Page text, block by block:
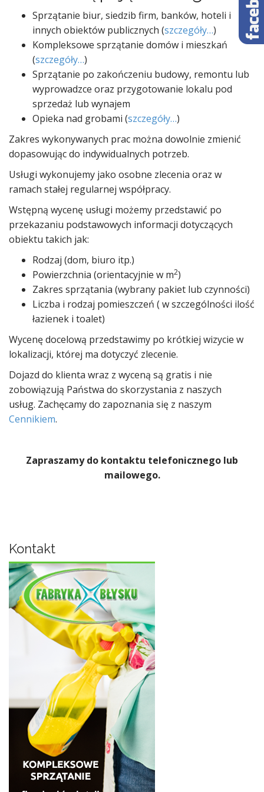
Sprzątanie biur, siedzib firm, banków, hoteli i
innych obiektów publicznych (szczegóły…)
Kompleksowe sprzątanie domów i mieszkań
(szczegóły…)
Sprzątanie po zakończeniu budowy, remontu lub
wyprowadzce oraz przygotowanie lokalu pod
sprzedaż lub wynajem
Opieka nad grobami (szczegóły…)
Zakres wykonywanych prac można dowolnie zmienić
dopasowując do indywidualnych potrzeb.
Usługi wykonujemy jako osobne zlecenia oraz w
ramach stałej regularnej współpracy.
Wstępną wycenę usługi możemy przedstawić po
przekazaniu podstawowych informacji dotyczących
obiektu takich jak:
Rodzaj (dom, biuro itp.)
Powierzchnia (orientacyjnie w m2)
Zakres sprzątania (wybrany pakiet lub czynności)
Liczba i rodzaj pomieszczeń ( w szczególności ilość
łazienek i toalet)
Wycenę docelową przedstawimy po krótkiej wizycie w
lokalizacji, której ma dotyczyć zlecenie.
Dojazd do klienta wraz z wyceną są gratis i nie
zobowiązują Państwa do skorzystania z naszych
usług. Zachęcamy do zapoznania się z naszym
Cennikiem.
Zapraszamy do kontaktu telefonicznego lub
mailowego.
Kontakt